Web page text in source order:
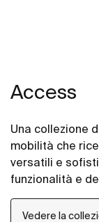
Access
Una collezione
mobilità che
versatili e
funzionalità e
comfort e della
Vedere la